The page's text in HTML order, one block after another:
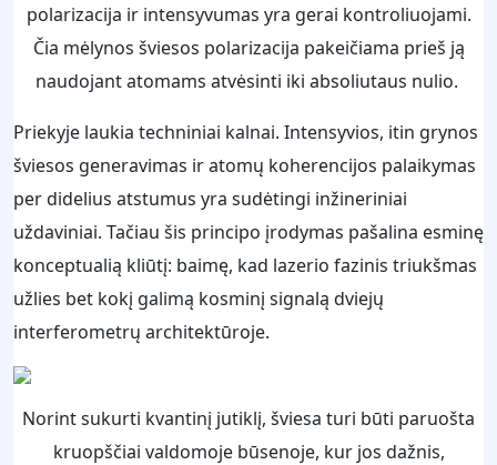
polarizacija ir intensyvumas yra gerai kontroliuojami.
Čia mėlynos šviesos polarizacija pakeičiama prieš ją
naudojant atomams atvėsinti iki absoliutaus nulio.
Priekyje laukia techniniai kalnai. Intensyvios, itin grynos
šviesos generavimas ir atomų koherencijos palaikymas
per didelius atstumus yra sudėtingi inžineriniai
uždaviniai. Tačiau šis principo įrodymas pašalina esminę
konceptualią kliūtį: baimę, kad lazerio fazinis triukšmas
užlies bet kokį galimą kosminį signalą dviejų
interferometrų architektūroje.
Norint sukurti kvantinį jutiklį, šviesa turi būti paruošta
kruopščiai valdomoje būsenoje, kur jos dažnis,